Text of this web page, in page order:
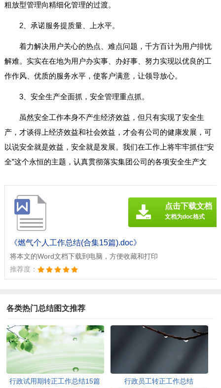
粗放型管理向精细化管理的过渡。
2、承诺服务提质量、上水平。
着力解决用户关心的热点、难点问题，千方百计为用户排忧
解难。实实在在地为用户办实事、办好事、努力实现以优良的工
作作风、优质的服务水平，使客户满意，让领导放心。
3、安全生产全面抓，安全管理重点抓。
虽然安全工作本身不产生经济效益，但只有实现了安全生
产，才谈得上经济效益和社会效益，才会有公司的健康发展，可
以说安全就是效益，安全就是发展。我们在工作上将牢牢抓住“安
全”这个永恒的主题，认真贯彻落实集团公司的各项安全生产文
《燃气个人工作总结(合集15篇).doc》
将本文的Word文档下载到电脑，方便收藏和打印
推荐度：
点击下载文档
文档为doc格式
各类热门总结图文推荐
行政试用期转正工作总结15篇 行政员工转正工作总结